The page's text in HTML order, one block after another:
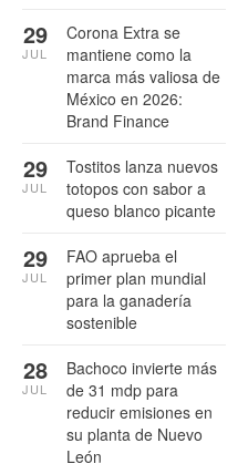
Corona Extra se
mantiene como la
marca más valiosa de
México en 2026:
Brand Finance
29
JUL
Tostitos lanza nuevos
totopos con sabor a
queso blanco picante
29
JUL
FAO aprueba el
primer plan mundial
para la ganadería
sostenible
29
JUL
Bachoco invierte más
de 31 mdp para
reducir emisiones en
su planta de Nuevo
León
28
JUL